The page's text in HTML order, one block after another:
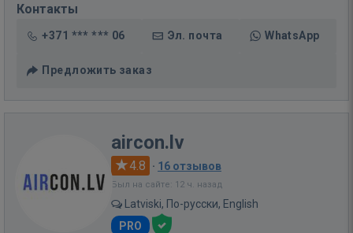
Контакты
+371 *** *** 06 Эл. почта WhatsApp
Предложить заказ
aircon.lv
4.8 · 16 отзывов
Был на сайте: 12 ч. назад
Latviski, По-русски, English
PRO